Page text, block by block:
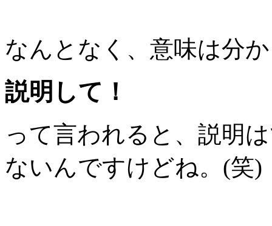
なんとなく、意味は分
説明して！
って言われると、説明
ないんですけどね。(笑)